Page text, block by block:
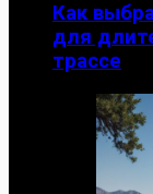
Как
для
трассе